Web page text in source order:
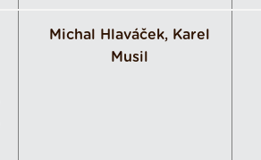
Michal Hlaváček, Karel
Musil